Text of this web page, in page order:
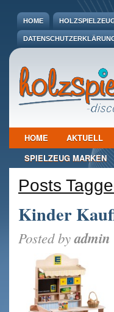
HOME
HOME AKTUELL
SPIELZEUG MARKEN
Posts
Kinder
Posted byadmin